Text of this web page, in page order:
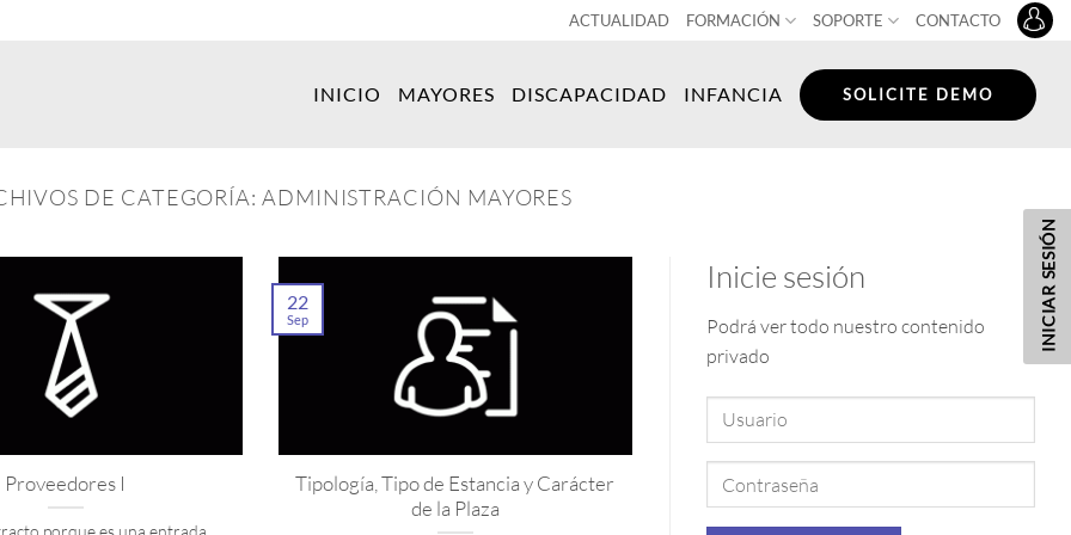
ACTUALIDAD FORMACIÓN SOPORTE CONTACTO
INICIO MAYORES DISCAPACIDAD INFANCIA SOLICITE DEMO
DE CATEGORÍA: ADMINISTRACIÓN MAYORES
Proveedores I
Tipología, Tipo de Estancia y Carácter
de la Plaza
22
Sep
Inicie sesión
Podrá ver todo nuestro contenido
privado
INICIAR SESIÓN